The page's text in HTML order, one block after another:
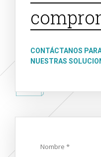
CONTÁCTANOS
NUESTRAS